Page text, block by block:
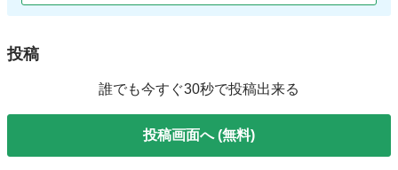
投稿
誰でも今すぐ30秒で投稿出来る
投稿画面へ (無料)